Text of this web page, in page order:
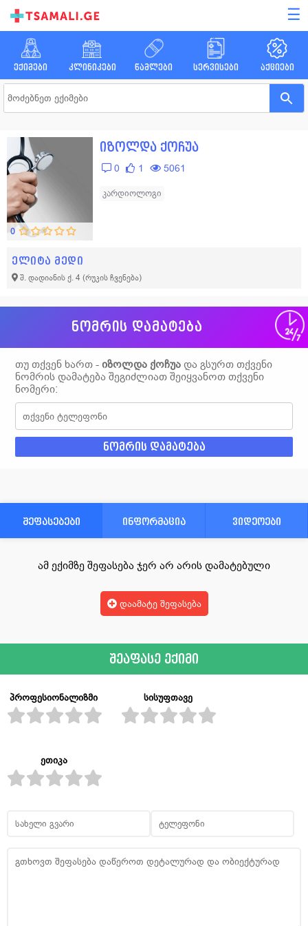
☰
ექიმები კლინიკები წამლები სერვისები აქციები
0
იზოლდა ქოჩუა
0 1 5061
კარდიოლოგი
ელიტა მედი
შ. დადიანის ქ. 4 (რუკის ჩვენება)
ნომრის დამატება
თუ თქვენ ხართ -იზოლდა ქოჩუადა გსურთ თქვენი
ნომრის დამატება შეგიძლიათ შეიყვანოთ თქვენი
ნომერი:
შეფასებები ინფორმაცია ვიდეოები
ამ ექიმზე შეფასება ჯერ არ არის დამატებული
დაამატე შეფასება
შეაფასე ექიმი
პროფესიონალიზმი სისუფთავე
ეთიკა